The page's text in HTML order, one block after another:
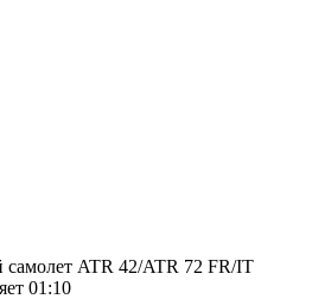
ATR 42/ATR 72 FR/IT
01:10